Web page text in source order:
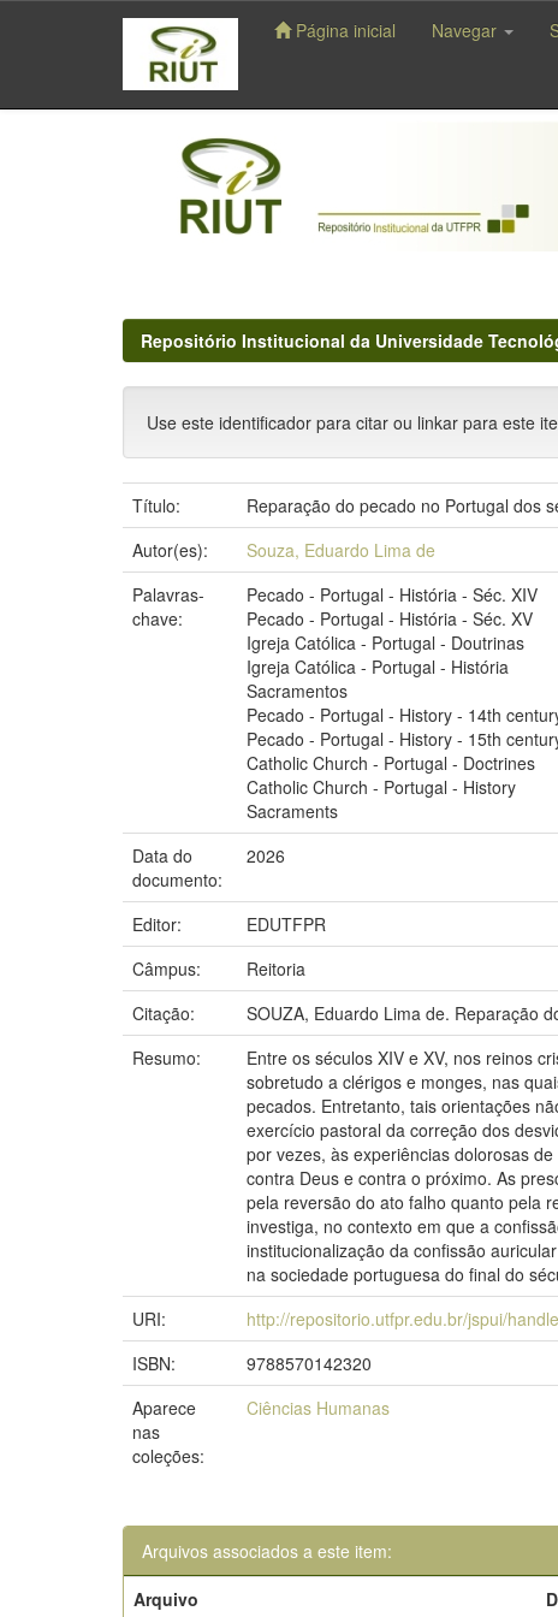
navigation
Página inicial Navegar
Repositório Institucional da Universidade
Use este identificador para citar ou linkar para este
Título:
Reparação do pecado no Portugal dos
Autor(es):
Souza, Eduardo Lima de
Palavras-
chave:
Pecado - Portugal - História - Séc. XIV
Pecado - Portugal - História - Séc. XV
Igreja Católica - Portugal - Doutrinas
Igreja Católica - Portugal - História
Sacramentos
Pecado - Portugal - History - 14th
Pecado - Portugal - History - 15th
Catholic Church - Portugal - Doctrines
Catholic Church - Portugal - History
Sacraments
Data do
documento:
2026
Editor:
EDUTFPR
Câmpus:
Reitoria
Citação:
SOUZA, Eduardo Lima de. Reparação
Resumo:
Entre os séculos XIV e XV, nos reinos
sobretudo a clérigos e monges, nas
pecados. Entretanto, tais orientações
exercício pastoral da correção dos
por vezes, às experiências dolorosas
contra Deus e contra o próximo. As
pela reversão do ato falho quanto pela
investiga, no contexto em que a
institucionalização da confissão
na sociedade portuguesa do final do
URI:
http://repositorio.utfpr.edu.br/jspui/
ISBN:
9788570142320
Aparece
nas
coleções:
Ciências Humanas
Arquivos associados a este item:
Arquivo